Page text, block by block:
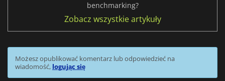
benchmarking?
Zobacz wszystkie artykuły
Możesz opublikować komentarz lub odpowiedzieć na
wiadomość, logując się